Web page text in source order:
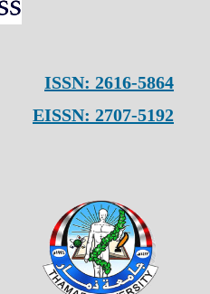
ISSN: 2616-5864
EISSN: 2707-5192